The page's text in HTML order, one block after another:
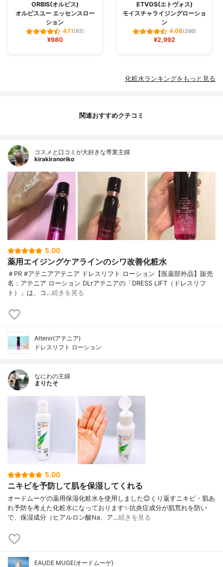
ORBIS(オルビス)
オルビスユー エッセンスロー
ション
4.11(93)
¥980
ETVOS(エトヴォス)
モイスチャライジングローショ
ン
4.08(386)
¥2,992
化粧水ランキングをもっと見る
関連おすすめクチコミ
コスメと口コミが大好きな専業主婦
kirakiranoriko
5.00
薬用エイジングケアラインのシワ改善化粧水
＃PR #アテニアアテニア ドレスリフト ローション【医薬部外品】販売
名：アテニア ローション DLrアテニアの「DRESS LIFT（ドレスリフ
ト）」は、コ…続きを見る
Attenir(アテニア)
ドレスリフト ローション
なにわの主婦
まりたそ
5.00
ニキビを予防して肌を保湿してくれる
オードムーゲの薬用保湿化粧水を使用しました😊くり返すニキビ・肌あ
れ予防を考えた化粧水になっております✨抗炎症成分が肌荒れを防い
で、保湿成分（ヒアルロン酸Na、ア…続きを見る
EAUDE MUGE(オードムーゲ)